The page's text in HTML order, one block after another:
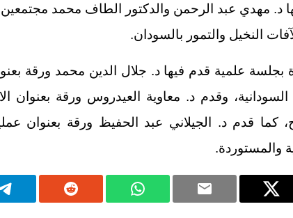
د. مهدي عبد الرحمن والدكتور الطاف محمد
النخيل والتمور بالسودان.
بجلسة علمية قدم فيها د. جلال الدين محمد ورقة
السودانية، وقدم د. معاوية العيدروس ورقة بعنوان
كما قدم د. الجيلاني عبد الحفيظ ورقة بعنوان
والمستوردة.